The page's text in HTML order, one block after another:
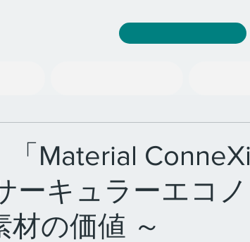
「Material
ーキュラーエコ
の価値 ～